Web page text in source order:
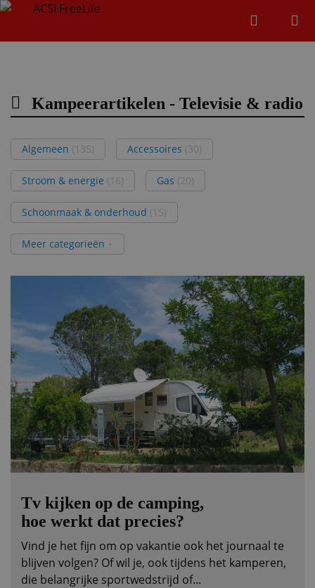
Kampeerartikelen - Televisie & radio
Algemeen (135) Accessoires (30)
Stroom & energie (16) Gas (20)
Schoonmaak & onderhoud (15)
Meer categorieën +
Tv kijken op de camping,
hoe werkt dat precies?
Vind je het fijn om op vakantie ook het journaal te
blijven volgen? Of wil je, ook tijdens het kamperen,
die belangrijke sportwedstrijd of...